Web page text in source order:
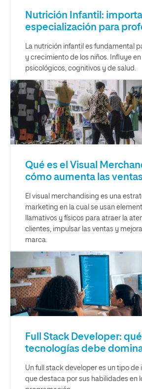
Nutrición Infantil:
especialización para
La nutrición infantil es fundamental
y crecimiento de los niños. Influye
psicológicos, cognitivos y de salud.
Qué es el Visual
cómo aumenta las
El visual merchandising es una
marketing en la cual se usan
llamativos y físicos para atraer la
clientes, impulsar las ventas y
marca.
Full Stack Developer:
tecnologías debe
Un full stack developer es un tipo de
que destaca por sus habilidades en